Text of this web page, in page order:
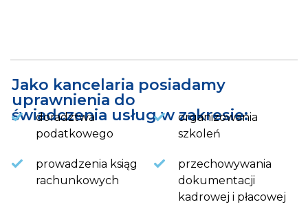
Jako kancelaria posiadamy
uprawnienia do
świadczenia usług w zakresie:
doradztwa
podatkowego
prowadzenia ksiąg
rachunkowych
organizowania
szkoleń
przechowywania
dokumentacji
kadrowej i płacowej